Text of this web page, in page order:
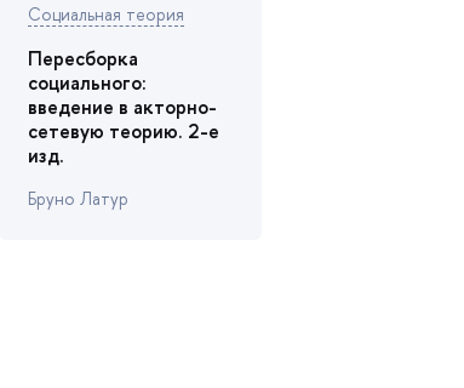
Социальная теория
Пересборка
социального:
едение в акторно-
сетевую теорию. 2-е
изд.
Бруно Латур